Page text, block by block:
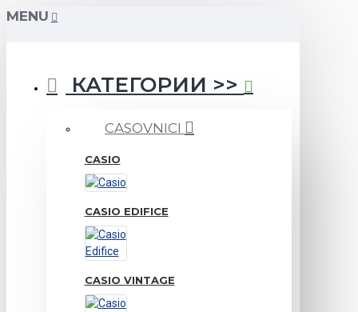
MENU
КАТЕГОРИИ >>
CASOVNICI
CASIO
CASIO EDIFICE
CASIO VINTAGE